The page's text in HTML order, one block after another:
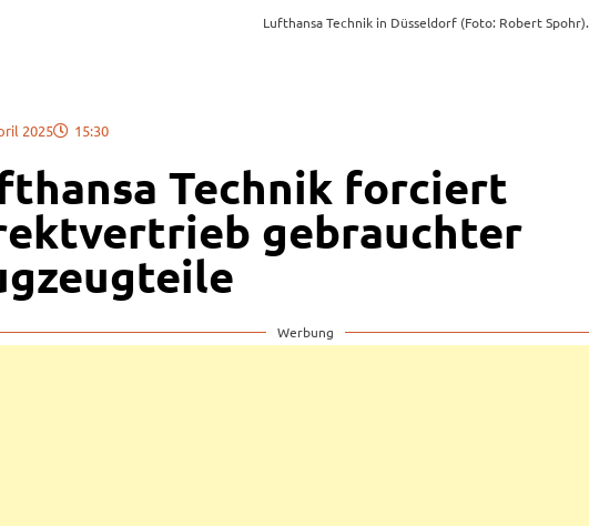
Lufthansa Technik in Düsseldorf (Foto: Robert Spohr).
2025 15:30
Technik forciert
gebrauchter
Werbung